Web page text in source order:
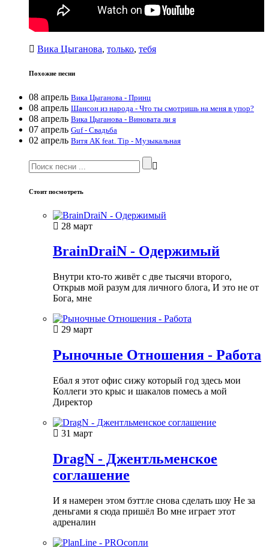
Вика Цыганова, только, тебя
Похожие песни
08 апрель Вика Цыганова - Принц
08 апрель Шансон из народа - Что ты смотришь на меня в упор?
08 апрель Вика Цыганова - Виновата ли я
07 апрель Guf - Свадьба
02 апрель Витя АК feat. Tip - Музыкальная
Стоит посмотреть
28 март
BrainDraiN - Одержимый
Внутри кто-то живёт с две тысячи второго,
Открыв мой разум для личного блога, И это не от
Бога, мне
29 март
Рыночные Отношения - Работа
Ебал я этот офис сижу который год здесь мои
Коллеги это крыс и шакалов помесь а мой
Директор
31 март
DragN - Джентльменское
соглашение
И я намерен этом бэттле снова сделать шоу Не за
деньгами я сюда пришёл Во мне играет этот
адреналин